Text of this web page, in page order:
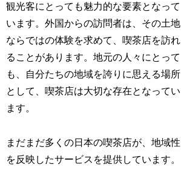
観光客にとっても魅力的な要素となって
います。外国からの訪問者は、その土地
ならではの体験を求めて、喫茶店を訪れ
ることがあります。地元の人々にとって
も、自分たちの地域を誇りに思える場所
として、喫茶店は大切な存在となってい
ます。
まだまだ多くの日本の喫茶店が、地域性
を反映したサービスを提供しています。